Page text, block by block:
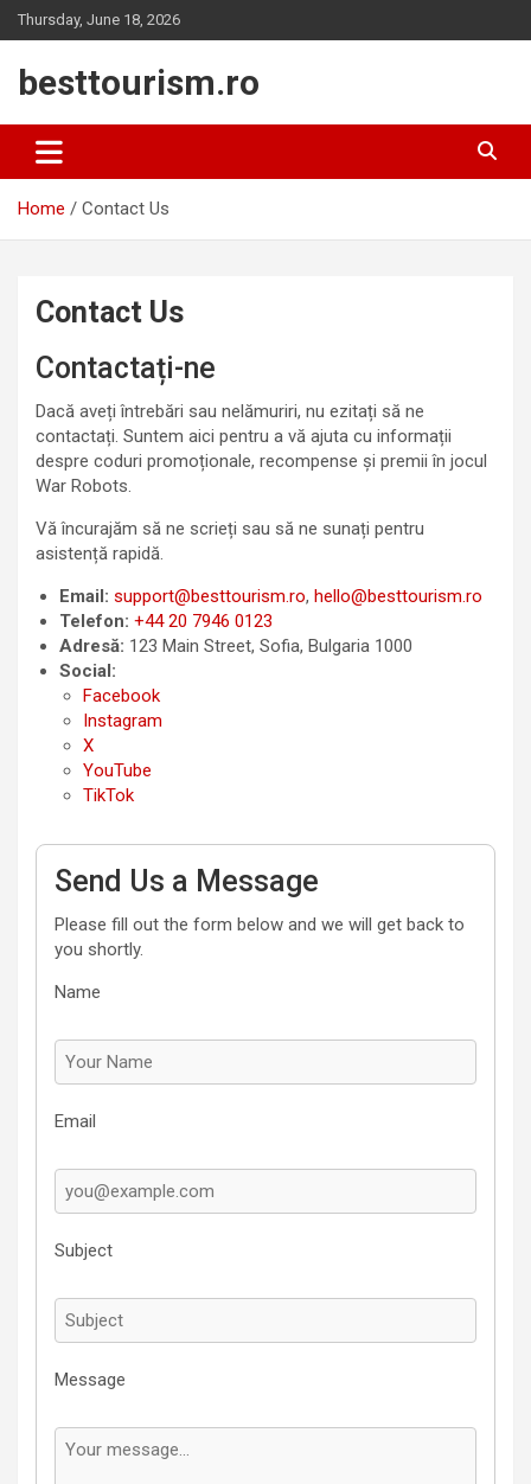
Skip
to
Thursday, June 18, 2026
besttourism.ro
Home Contact Us
Contact Us
Contactați-ne
Dacă aveți întrebări sau nelămuriri, nu ezitați să ne
contactați. Suntem aici pentru a vă ajuta cu informații
despre coduri promoționale, recompense și premii în jocul
War Robots.
Vă încurajăm să ne scrieți sau să ne sunați pentru
asistență rapidă.
Email: support@besttourism.ro, hello@besttourism.ro
Telefon: +44 20 7946 0123
Adresă: 123 Main Street, Sofia, Bulgaria 1000
Social:
Facebook
Instagram
X
YouTube
TikTok
Send Us a Message
Please fill out the form below and we will get back to
you shortly.
Name
Email
Subject
Message